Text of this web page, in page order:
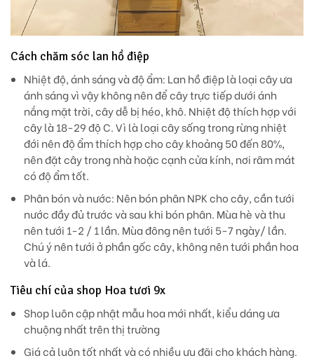
Cách chăm sóc lan hồ điệp
Nhiệt độ, ánh sáng và độ ẩm: Lan hồ điệp là loại cây ưa
ánh sáng vì vậy không nên để cây trực tiếp dưới ánh
nắng mặt trời, cây dễ bị héo, khô. Nhiệt độ thích hợp với
cây là 18-29 độ C. Vì là loại cây sống trong rừng nhiệt
đới nên độ ẩm thích hợp cho cây khoảng 50 đến 80%,
nên đặt cây trong nhà hoặc cạnh cửa kính, nơi râm mát
có độ ẩm tốt.
Phân bón và nước: Nên bón phân NPK cho cây, cần tưới
nước đầy đủ trước và sau khi bón phân. Mùa hè và thu
nên tưới 1-2 / 1 lần. Mùa đông nên tưới 5-7 ngày/ lần.
Chú ý nên tưới ở phần gốc cây, không nên tưới phần hoa
và lá.
Tiêu chí của shop Hoa tươi 9x
Shop luôn cập nhật mẫu hoa mới nhất, kiểu dáng ưa
chuộng nhất trên thị trường
Giá cả luôn tốt nhất và có nhiều ưu đãi cho khách hàng.